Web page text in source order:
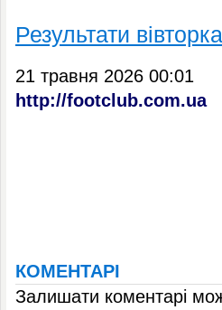
Результати
21 травня 2026 00:01
http://footclub.com.ua
КОМЕНТАРІ
Залишати коментарі